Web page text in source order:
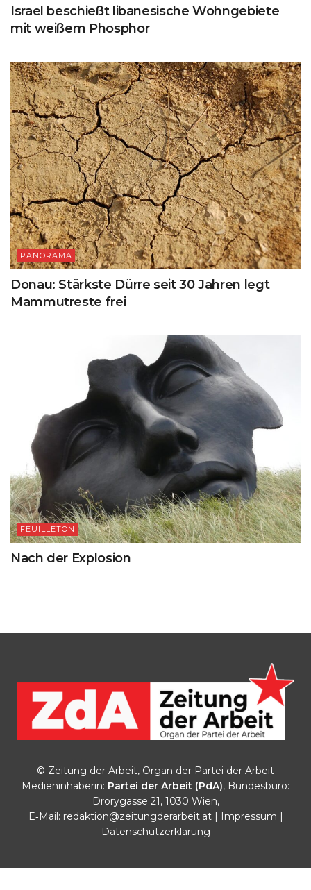
Israel beschießt libanesische Wohngebiete
mit weißem Phosphor
PANORAMA
Donau: Stärkste Dürre seit 30 Jahren legt
Mammutreste frei
FEUILLETON
Nach der Explosion
© Zeitung der Arbeit, Organ der Partei der Arbeit
Medieninhaberin: Partei der Arbeit (PdA), Bundesbüro:
Drorygasse 21, 1030 Wien,
E‑Mail: redaktion@zeitungderarbeit.at| Impressum |
Datenschutzerklärung